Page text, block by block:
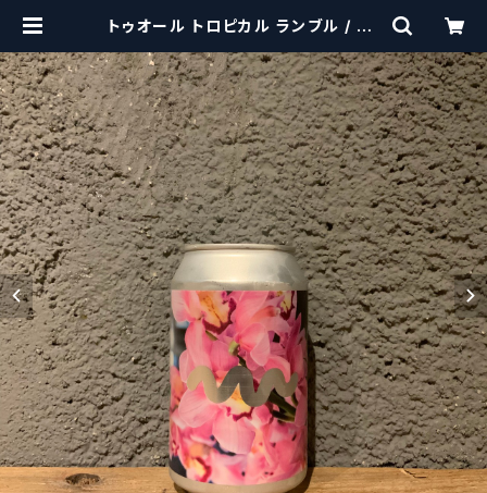
トゥオール トロピカル ランブル / To
ールシザーズ】 | craftbeersciss
ors